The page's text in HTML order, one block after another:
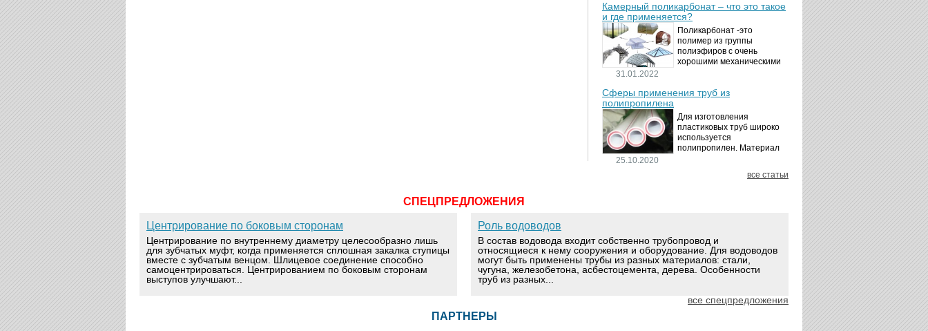
безопасности
технологических процессов.
Металлорукава
представляют собой
универсальные...
Камерный поликарбонат – что это такое
и где применяется?
31.01.2022
Поликарбонат -это
полимер из группы
полиэфиров с очень
хорошими механическими
аморфный, с хорошей
высокой прозрачностью
материал идеально
подходит для...
Сферы применения труб из
полипропилена
25.10.2020
Для изготовления
пластиковых труб широко
используется
полипропилен. Материал
невосприимчив к коррозии,
все статьи
СПЕЦПРЕДЛОЖЕНИЯ
Центрирование по боковым сторонам
Центрирование по внутреннему диаметру целесообразно лишь
для зубчатых муфт, когда применяется сплошная закалка ступицы
вместе с зубчатым венцом. Шлицевое соединение способно
самоцентрироваться. Центрированием по боковым сторонам
выступов улучшают...
Роль водоводов
В состав водовода входит собственно трубопровод и
относящиеся к нему сооружения и оборудование. Для водоводов
могут быть применены трубы из разных материалов: стали,
чугуна, железобетона, асбестоцемента, дерева. Особенности
труб из разных...
все спецпредложения
ПАРТНЕРЫ